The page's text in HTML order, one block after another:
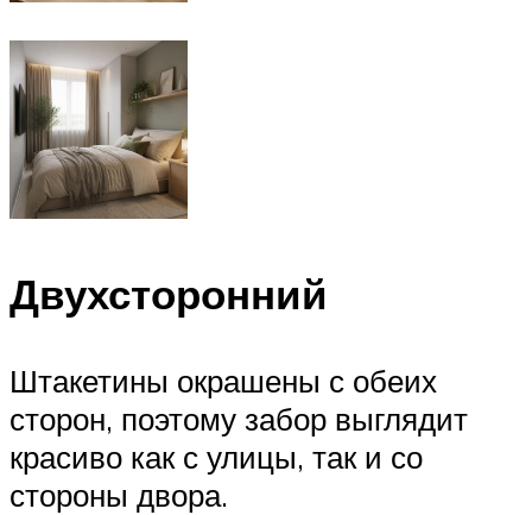
Двухсторонний
Штакетины окрашены с обеих
сторон, поэтому забор выглядит
красиво как с улицы, так и со
стороны двора.